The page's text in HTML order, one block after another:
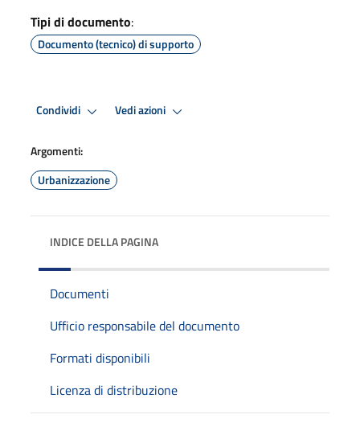
Tipi di documento:
Documento (tecnico) di supporto
Condividi Vedi azioni
Argomenti:
Urbanizzazione
INDICE DELLA PAGINA
Documenti
Ufficio responsabile del documento
Formati disponibili
Licenza di distribuzione